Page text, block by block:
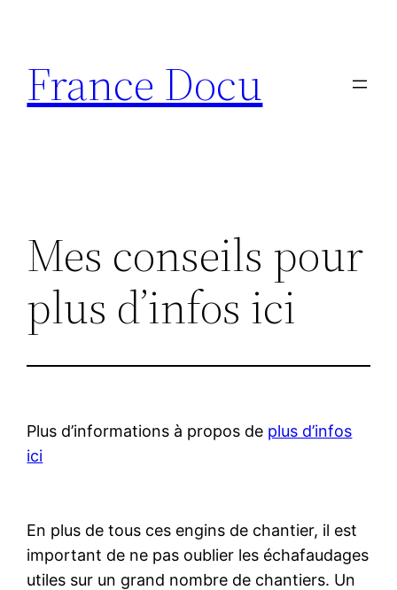
contenu
France Docu
Mes conseils pour
plus d’infos ici
Plus d’informations à propos de plus d’infos
ici
En plus de tous ces engins de chantier, il est
important de ne pas oublier les échafaudages
utiles sur un grand nombre de chantiers. Un